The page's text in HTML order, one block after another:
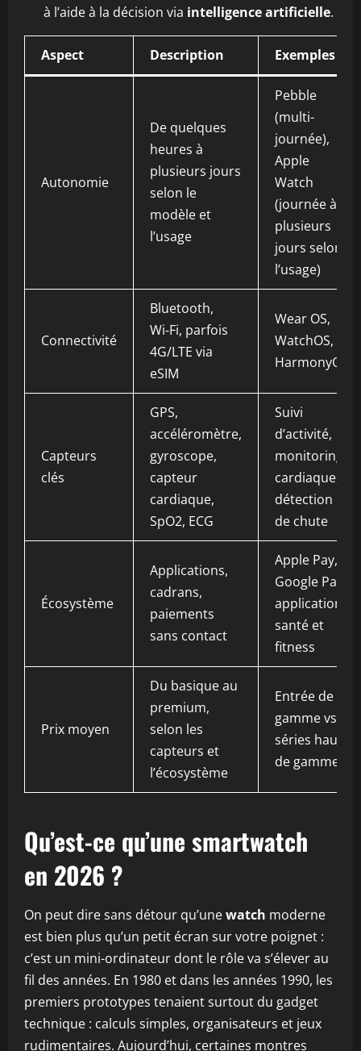
à l’aide à la décision via intelligence artificielle.
Aspect Description Exemples
Autonomie
De quelques
heures à
plusieurs jours
selon le
modèle et
l’usage
Pebble
(multi-
journée),
Apple
Watch
(journée à
plusieurs
jours selon
l’usage)
Connectivité
Bluetooth,
Wi‑Fi, parfois
4G/LTE via
eSIM
Wear OS,
WatchOS,
HarmonyOS
Capteurs
clés
GPS,
accéléromètre,
gyroscope,
capteur
cardiaque,
SpO2, ECG
Suivi
d’activité,
monitoring
cardiaque,
détection
de chute
Écosystème
Applications,
cadrans,
paiements
sans contact
Apple Pay,
Google Pay,
applications
santé et
fitness
Prix moyen
Du basique au
premium,
selon les
capteurs et
l’écosystème
Entrée de
gamme vs
séries haut
de gamme
Qu’est-ce qu’une smartwatch
en 2026 ?
On peut dire sans détour qu’unewatch moderne
est bien plus qu’un petit écran sur votre poignet :
c’est un mini-ordinateur dont le rôle va s’élever au
fil des années. En 1980 et dans les années 1990, les
premiers prototypes tenaient surtout du gadget
technique : calculs simples, organisateurs et jeux
rudimentaires. Aujourd’hui, certaines montres